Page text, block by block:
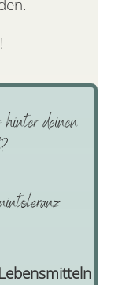
hinter deinen